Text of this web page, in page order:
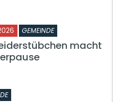
GEMEINDE
macht